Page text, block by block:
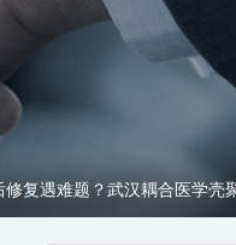
修复遇难题？武汉耦合医学壳